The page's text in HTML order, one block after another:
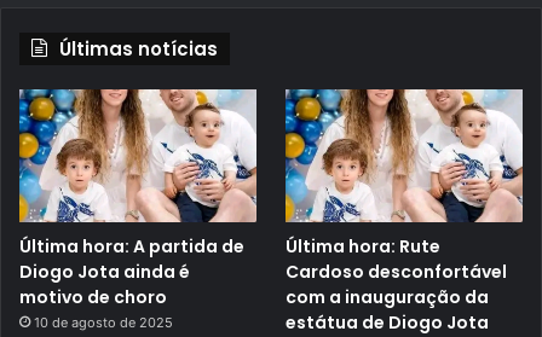
Últimas notícias
Última hora: A partida de
Diogo Jota ainda é
motivo de choro
10 de agosto de 2025
Última hora: Rute
Cardoso desconfortável
com a inauguração da
estátua de Diogo Jota